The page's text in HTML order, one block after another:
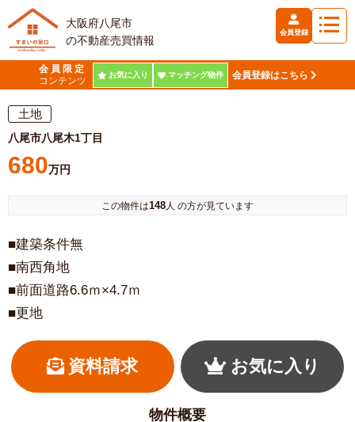
大阪府八尾市
の不動産売買情報
会員登録
会員限定
コンテンツ
お気に入り マッチング物件 会員登録はこちら
土地
八尾市八尾木1丁目
680万円
この物件は148 人 の方が見ています
■建築条件無
■南西角地
■前面道路6.6ｍ×4.7ｍ
■更地
資料請求 お気に入り
物件概要